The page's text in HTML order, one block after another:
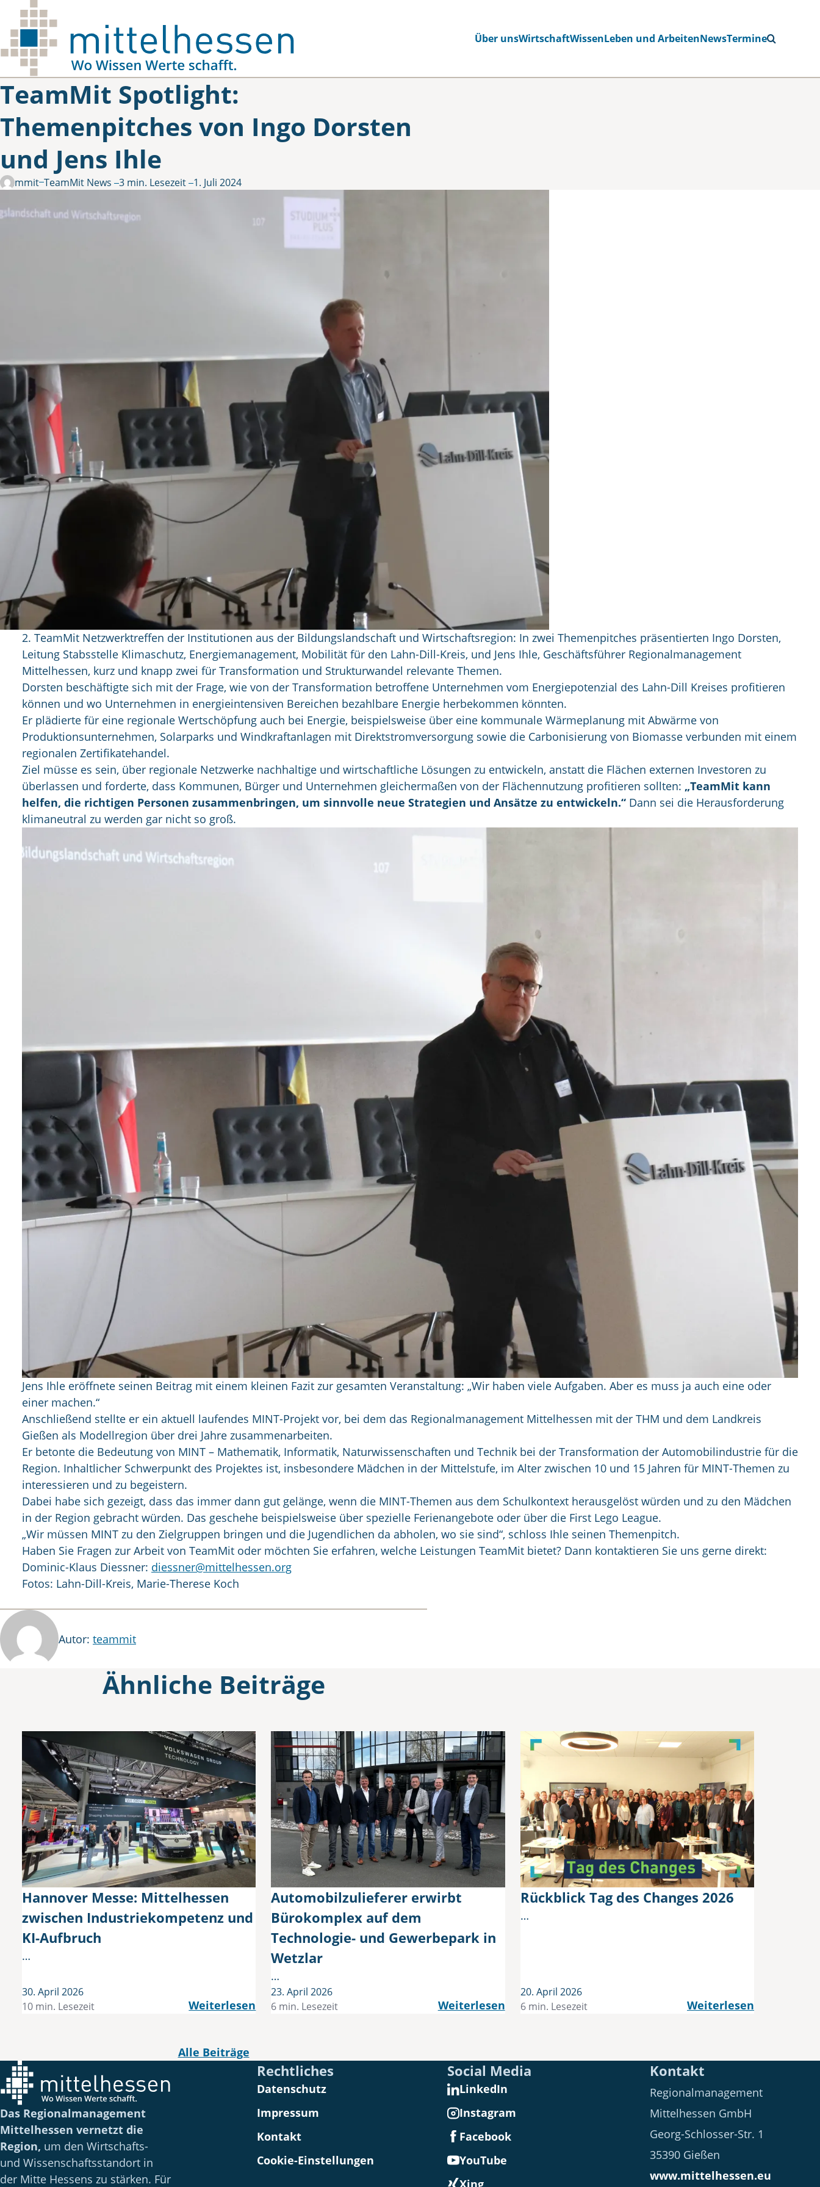
Skip to main content
Über unsWirtschaftWissenLeben und ArbeitenNewsTermine
TeamMit Spotlight:
Themenpitches von Ingo Dorsten
und Jens Ihle
Gepostet von
teammit in
TeamMit News 3 min. Lesezeit 1. Juli 2024
2. TeamMit Netzwerktreffen der Institutionen aus der Bildungslandschaft und Wirtschaftsregion: In zwei Themenpitches präsentierten Ingo Dorsten,
Leitung Stabsstelle Klimaschutz, Energiemanagement, Mobilität für den Lahn-Dill-Kreis, und Jens Ihle, Geschäftsführer Regionalmanagement
Mittelhessen, kurz und knapp zwei für Transformation und Strukturwandel relevante Themen.
Dorsten beschäftigte sich mit der Frage, wie von der Transformation betroffene Unternehmen vom Energiepotenzial des Lahn-Dill Kreises profitieren
können und wo Unternehmen in energieintensiven Bereichen bezahlbare Energie herbekommen könnten.
Er plädierte für eine regionale Wertschöpfung auch bei Energie, beispielsweise über eine kommunale Wärmeplanung mit Abwärme von
Produktionsunternehmen, Solarparks und Windkraftanlagen mit Direktstromversorgung sowie die Carbonisierung von Biomasse verbunden mit einem
regionalen Zertifikatehandel.
Ziel müsse es sein, über regionale Netzwerke nachhaltige und wirtschaftliche Lösungen zu entwickeln, anstatt die Flächen externen Investoren zu
überlassen und forderte, dass Kommunen, Bürger und Unternehmen gleichermaßen von der Flächennutzung profitieren sollten: „TeamMit kann
helfen, die richtigen Personen zusammenbringen, um sinnvolle neue Strategien und Ansätze zu entwickeln.“ Dann sei die Herausforderung
klimaneutral zu werden gar nicht so groß.
Jens Ihle eröffnete seinen Beitrag mit einem kleinen Fazit zur gesamten Veranstaltung: „Wir haben viele Aufgaben. Aber es muss ja auch eine oder
einer machen.“
Anschließend stellte er ein aktuell laufendes MINT-Projekt vor, bei dem das Regionalmanagement Mittelhessen mit der THM und dem Landkreis
Gießen als Modellregion über drei Jahre zusammenarbeiten.
Er betonte die Bedeutung von MINT – Mathematik, Informatik, Naturwissenschaften und Technik bei der Transformation der Automobilindustrie für die
Region. Inhaltlicher Schwerpunkt des Projektes ist, insbesondere Mädchen in der Mittelstufe, im Alter zwischen 10 und 15 Jahren für MINT-Themen zu
interessieren und zu begeistern.
Dabei habe sich gezeigt, dass das immer dann gut gelänge, wenn die MINT-Themen aus dem Schulkontext herausgelöst würden und zu den Mädchen
in der Region gebracht würden. Das geschehe beispielsweise über spezielle Ferienangebote oder über die First Lego League.
„Wir müssen MINT zu den Zielgruppen bringen und die Jugendlichen da abholen, wo sie sind“, schloss Ihle seinen Themenpitch.
Haben Sie Fragen zur Arbeit von TeamMit oder möchten Sie erfahren, welche Leistungen TeamMit bietet? Dann kontaktieren Sie uns gerne direkt:
Dominic-Klaus Diessner: diessner@mittelhessen.org
Fotos: Lahn-Dill-Kreis, Marie-Therese Koch
Autor: Autor
teammit
Ähnliche Beiträge
Hannover Messe: Mittelhessen
zwischen Industriekompetenz und
KI-Aufbruch
…
30. April 2026
10 min. Lesezeit
Weiterlesen
Automobilzulieferer erwirbt
Bürokomplex auf dem
Technologie- und Gewerbepark in
Wetzlar
…
23. April 2026
6 min. Lesezeit
Weiterlesen
Rückblick Tag des Changes 2026
…
20. April 2026
6 min. Lesezeit
Weiterlesen
Alle Beiträge
Das Regionalmanagement
Mittelhessen vernetzt die
Region, um den Wirtschafts-
und Wissenschaftsstandort in
der Mitte Hessens zu stärken. Für
Rechtliches
Datenschutz
Impressum
Kontakt
Cookie-Einstellungen
Social Media
LinkedIn
Instagram
Facebook
YouTube
Xing
Kontakt
Regionalmanagement
Mittelhessen GmbH
Georg-Schlosser-Str. 1
35390 Gießen
www.mittelhessen.eu